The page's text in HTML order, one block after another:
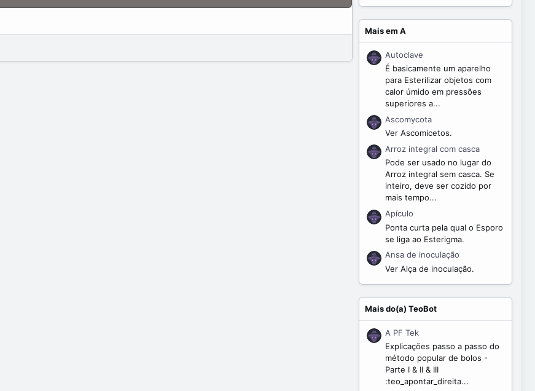
Mais em A
Autoclave
É basicamente um aparelho
para Esterilizar objetos com
calor úmido em pressões
superiores a...
Ascomycota
Ver Ascomicetos.
Arroz integral com casca
Pode ser usado no lugar do
Arroz integral sem casca. Se
inteiro, deve ser cozido por
mais tempo...
Apículo
Ponta curta pela qual o Esporo
se liga ao Esterigma.
Ansa de inoculação
Ver Alça de inoculação.
Mais do(a) TeoBot
A PF Tek
Explicações passo a passo do
método popular de bolos -
Parte I & II & III
:teo_apontar_direita...